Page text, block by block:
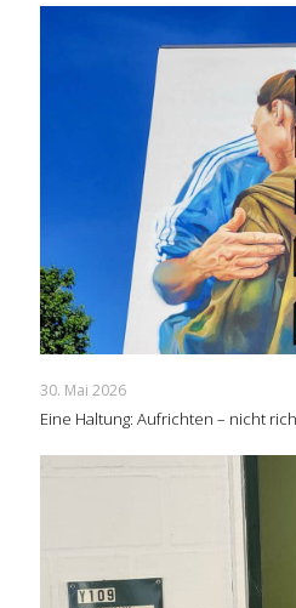
30. Mai 2026
Eine Haltung: Aufrichten – nicht